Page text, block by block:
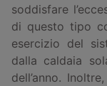
soddisfare
di questo tipo
esercizio del
dalla caldaia
dell’anno.